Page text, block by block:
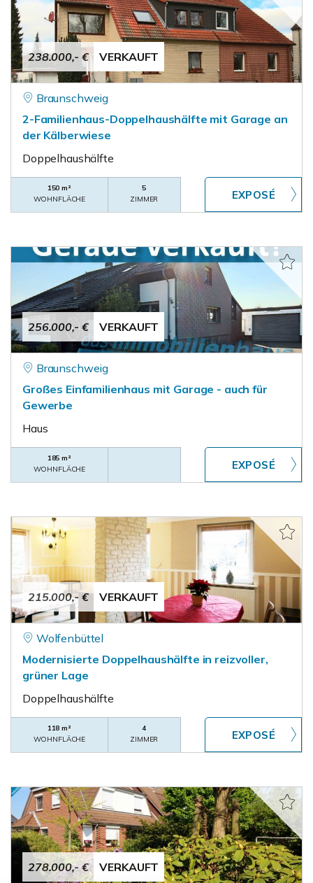
238.000,- € VERKAUFT
Braunschweig
2-Familienhaus-Doppelhaushälfte mit Garage an
der Kälberwiese
Doppelhaushälfte
150 m²
WOHNFLÄCHE
5
ZIMMER
256.000,- € VERKAUFT
Braunschweig
Großes Einfamilienhaus mit Garage - auch für
Gewerbe
Haus
185 m²
WOHNFLÄCHE
215.000,- € VERKAUFT
Wolfenbüttel
Modernisierte Doppelhaushälfte in reizvoller,
grüner Lage
Doppelhaushälfte
118 m²
WOHNFLÄCHE
4
ZIMMER
278.000,- € VERKAUFT